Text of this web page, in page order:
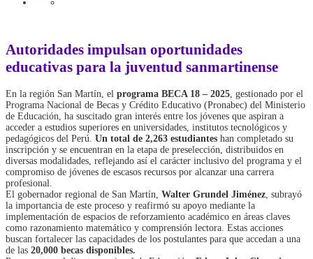
Autoridades impulsan oportunidades
educativas para la juventud sanmartinense
En la región San Martín, el programa BECA 18 – 2025 , gestionado por el
Programa Nacional de Becas y Crédito Educativo (Pronabec) del Ministerio
de Educación, ha suscitado gran interés entre los jóvenes que aspiran a
acceder a estudios superiores en universidades, institutos tecnológicos y
pedagógicos del Perú. Un total de 2,263 estudiantes han completado su
inscripción y se encuentran en la etapa de preselección, distribuidos en
diversas modalidades, reflejando así el carácter inclusivo del programa y el
compromiso de jóvenes de escasos recursos por alcanzar una carrera
profesional.
El gobernador regional de San Martín, Walter Grundel Jiménez , subrayó
la importancia de este proceso y reafirmó su apoyo mediante la
implementación de espacios de reforzamiento académico en áreas claves
como razonamiento matemático y comprensión lectora. Estas acciones
buscan fortalecer las capacidades de los postulantes para que accedan a una
de las 20,000 becas disponibles.